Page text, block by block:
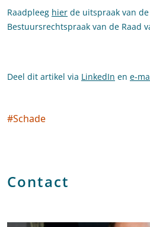
Raadpleeg hier de uitspraak van
Bestuursrechtspraak van de Raad
Deel dit artikel via LinkedIn en e-
Social tags
#Schade
Contact